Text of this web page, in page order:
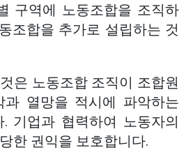
구역에 노동조합을 조직하
조합을 추가로 설립하는 것
은 노동조합 조직이 조합원
과 열망을 적시에 파악하는
기업과 협력하여 노동자의
한 권익을 보호합니다.